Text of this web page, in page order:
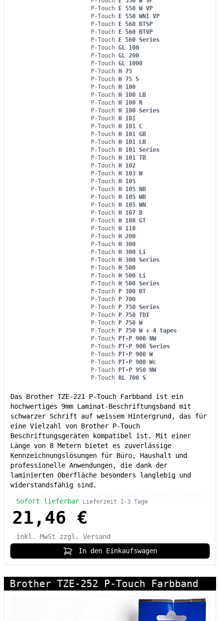
P-Touch E 550 W VP
P-Touch E 550 WNI VP
P-Touch E 560 BTSP
P-Touch E 560 BTVP
P-Touch E 560 Series
P-Touch GL 100
P-Touch GL 200
P-Touch GL 1000
P-Touch H 75
P-Touch H 75 S
P-Touch H 100
P-Touch H 100 LB
P-Touch H 100 R
P-Touch H 100 Series
P-Touch H 101
P-Touch H 101 C
P-Touch H 101 GB
P-Touch H 101 LB
P-Touch H 101 Series
P-Touch H 101 TB
P-Touch H 102
P-Touch H 103 W
P-Touch H 105
P-Touch H 105 NB
P-Touch H 105 WB
P-Touch H 105 WN
P-Touch H 107 B
P-Touch H 108 GT
P-Touch H 110
P-Touch H 200
P-Touch H 300
P-Touch H 300 Li
P-Touch H 300 Series
P-Touch H 500
P-Touch H 500 Li
P-Touch H 500 Series
P-Touch P 300 BT
P-Touch P 700
P-Touch P 750 Series
P-Touch P 750 TDI
P-Touch P 750 W
P-Touch P 750 W + 4 tapes
P-Touch PT-P 900 NW
P-Touch PT-P 900 Series
P-Touch PT-P 900 W
P-Touch PT-P 900 Wc
P-Touch PT-P 950 NW
P-Touch RL 700 S
Das Brother TZE-221 P-Touch Farbband ist ein
hochwertiges 9mm Laminat-Beschriftungsband mit
schwarzer Schrift auf weissem Hintergrund, das für
eine Vielzahl von Brother P-Touch
Beschriftungsgeräten kompatibel ist. Mit einer
Länge von 8 Metern bietet es zuverlässige
Kennzeichnungslösungen für Büro, Haushalt und
professionelle Anwendungen, die dank der
laminierten Oberfläche besonders langlebig und
widerstandsfähig sind.
Sofort lieferbar Lieferzeit 1-3 Tage
21,46 €
inkl. MwSt
zzgl. Versand
In den Einkaufswagen
Brother TZE-252 P-Touch Farbband